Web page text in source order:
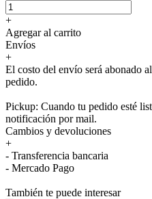
+
Agregar al carrito
Envíos
+
El costo del envío será abonado
pedido.
Pickup: Cuando tu pedido esté
notificación por mail.
Cambios y devoluciones
+
- Transferencia bancaria
- Mercado Pago
También te puede interesar